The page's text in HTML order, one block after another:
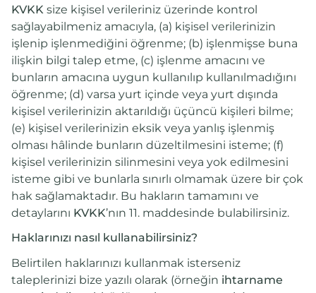
KVKK size kişisel verileriniz üzerinde kontrol
sağlayabilmeniz amacıyla, (a) kişisel verilerinizin
işlenip işlenmediğini öğrenme; (b) işlenmişse buna
ilişkin bilgi talep etme, (c) işlenme amacını ve
bunların amacına uygun kullanılıp kullanılmadığını
öğrenme; (d) varsa yurt içinde veya yurt dışında
kişisel verilerinizin aktarıldığı üçüncü kişileri bilme;
(e) kişisel verilerinizin eksik veya yanlış işlenmiş
olması hâlinde bunların düzeltilmesini isteme; (f)
kişisel verilerinizin silinmesini veya yok edilmesini
isteme gibi ve bunlarla sınırlı olmamak üzere bir çok
hak sağlamaktadır. Bu hakların tamamını ve
detaylarını KVKK’nın 11. maddesinde bulabilirsiniz.
Haklarınızı nasıl kullanabilirsiniz?
Belirtilen haklarınızı kullanmak isterseniz
taleplerinizi bize yazılı olarak (örneğin ihtarname